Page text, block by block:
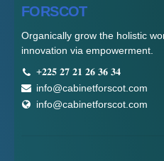
FORSCOT
Organically grow the holistic
innovation via empowerment.
+𝟐𝟐𝟓 𝟐𝟕 𝟐𝟏 𝟐𝟔 𝟑𝟔 𝟑𝟒
info@cabinetforscot.com
info@cabinetforscot.com